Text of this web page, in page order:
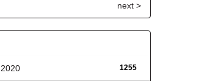
next >
1255
2020